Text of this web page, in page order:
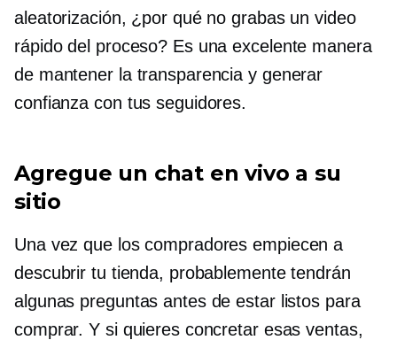
aleatorización, ¿por qué no grabas un video
rápido del proceso? Es una excelente manera
de mantener la transparencia y generar
confianza con tus seguidores.
Agregue un chat en vivo a su
sitio
Una vez que los compradores empiecen a
descubrir tu tienda, probablemente tendrán
algunas preguntas antes de estar listos para
comprar. Y si quieres concretar esas ventas,